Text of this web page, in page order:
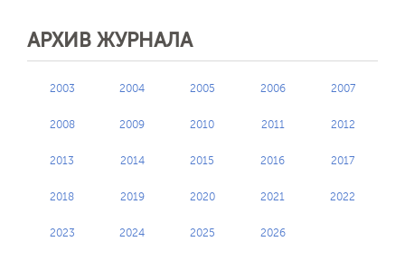
АРХИВ ЖУРНАЛА
2003 2004 2005 2006 2007
2008 2009 2010 2011 2012
2013 2014 2015 2016 2017
2018 2019 2020 2021 2022
2023 2024 2025 2026